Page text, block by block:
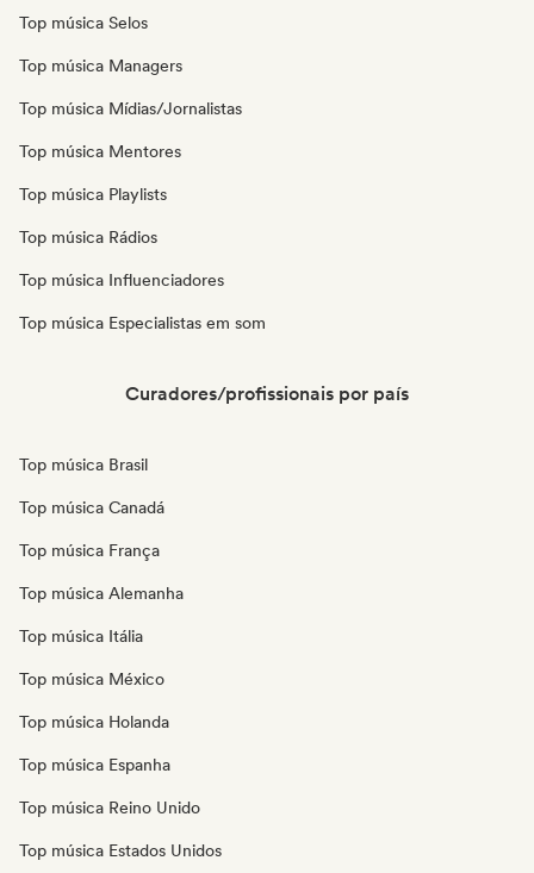
Top música Selos
Top música Managers
Top música Mídias/Jornalistas
Top música Mentores
Top música Playlists
Top música Rádios
Top música Influenciadores
Top música Especialistas em som
Curadores/profissionais por país
Top música Brasil
Top música Canadá
Top música França
Top música Alemanha
Top música Itália
Top música México
Top música Holanda
Top música Espanha
Top música Reino Unido
Top música Estados Unidos